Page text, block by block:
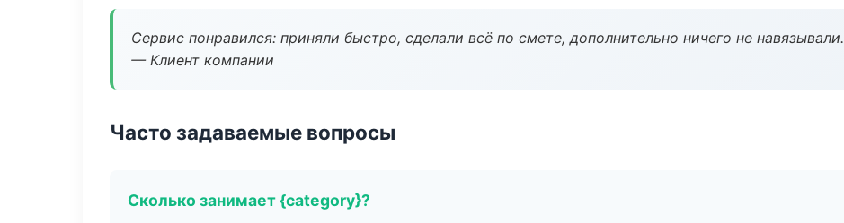
Сервис понравился: приняли быстро, сделали всё по смете, дополнительно ничего не навязывали.
— Клиент компании
Часто задаваемые вопросы
Сколько занимает {category}?